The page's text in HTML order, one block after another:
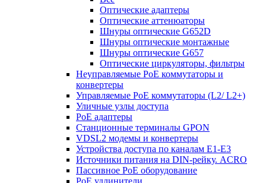
Оптические адаптеры
Оптические аттенюаторы
Шнуры оптические G652D
Шнуры оптические монтажные
Шнуры оптические G657
Оптические циркуляторы, фильтры
Неуправляемые PoE коммутаторы и
конвертеры
Управляемые PoE коммутаторы (L2/ L2+)
Уличные узлы доступа
PoE адаптеры
Станционные терминалы GPON
VDSL2 модемы и конвертеры
Устройства доступа по каналам E1-E3
Источники питания на DIN-рейку. ACRO
Пассивное PoE оборудование
PoE удлинители